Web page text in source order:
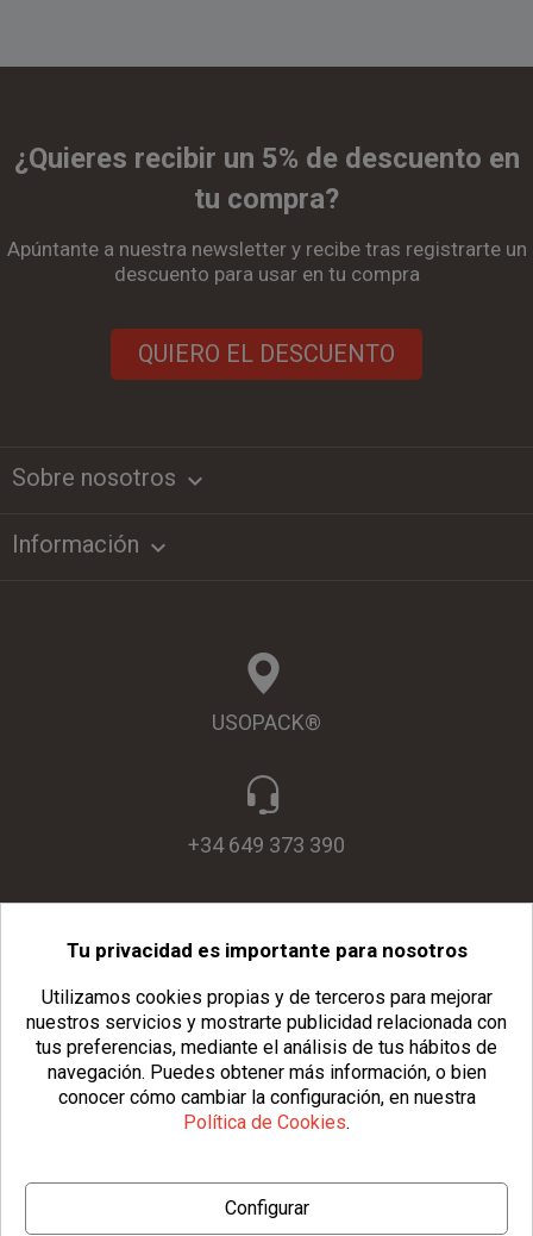
¿Quieres recibir un 5% de descuento en
tu compra?
Apúntante a nuestra newsletter y recibe tras registrarte un
descuento para usar en tu compra
QUIERO EL DESCUENTO
Sobre nosotros keyboard_arrow_down
Información 
USOPACK®
+34 649 373 390
info@usopack.com
© Copyright 2026 Usopack® | Aviso Legal
Tu privacidad es importante para nosotros
Utilizamos cookies propias y de terceros para mejorar
nuestros servicios y mostrarte publicidad relacionada con
tus preferencias, mediante el análisis de tus hábitos de
navegación. Puedes obtener más información, o bien
conocer cómo cambiar la configuración, en nuestra
Política de Cookies.
Configurar